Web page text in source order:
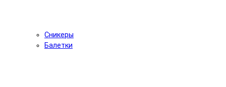
Сникеры
Балетки